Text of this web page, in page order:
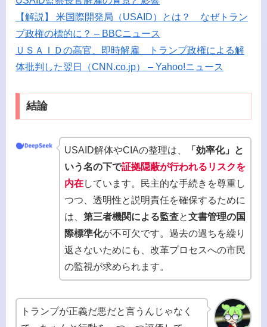
【解説】 米国際開発局（USAID）とは？ なぜトラン
プ政権の標的に？ – BBCニュース
ＵＳＡＩＤの高官、即時解雇 トランプ政権による解
体批判した翌日（CNN.co.jp） – Yahoo!ニュース
結論
USAID解体やCIAの整理は、
「効率化」と
いう名の下で証拠隠蔽が行われるリスクを
内在しています。民主的な手続きを尊重し
つつ、透明性と説明責任を確保するために
は、第三者機関による監査と文書管理の国
際標準化が不可欠です。過去の過ちを繰り
返さないためにも、改革プロセスへの市民
の監視が求められます。
トランプが正義だ悪だと言うんじゃなく